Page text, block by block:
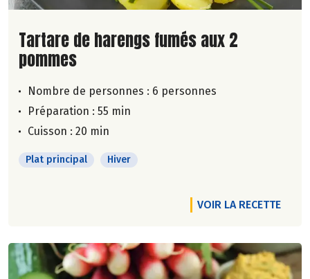
Lire la suite de la recette
Tartare de harengs fumés aux 2
pommes
Nombre de personnes : 6 personnes
Préparation : 55 min
Cuisson : 20 min
Plat principal Hiver
VOIR LA RECETTE